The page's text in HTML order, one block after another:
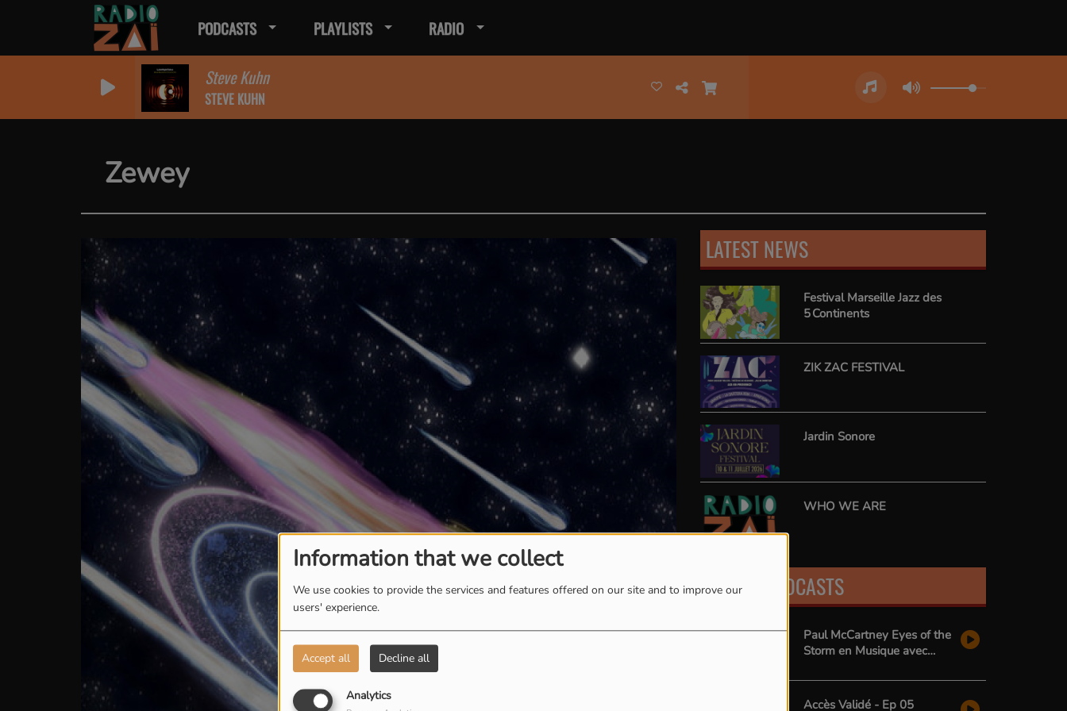
Information that we collect
We use cookies to provide the services and features offered on our site and to improve our
users' experience.
Accept all Decline all
Analytics
PODCASTS PLAYLISTS RADIO
Steve Kuhn
STEVE KUHN
Zewey
LATEST NEWS
Festival Marseille Jazz des
5 Continents
ZIK ZAC FESTIVAL
Jardin Sonore
WHO WE ARE
LATEST PODCASTS
Paul McCartney Eyes of the
Storm en Musique avec
Accès Validé - Ep 05